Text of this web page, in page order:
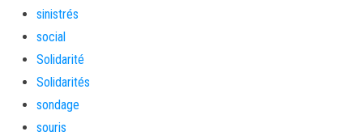
sinistrés
social
Solidarité
Solidarités
sondage
souris